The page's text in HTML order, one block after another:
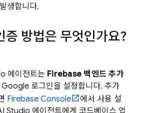
생합니다.
증 방법은 무엇인가요?
에이전트는 Firebase 백엔드 추가
Google 로그인을 설정합니다. 추가
Firebase Console
에서 사용 설
Studio 에이전트에게 코드베이스 업